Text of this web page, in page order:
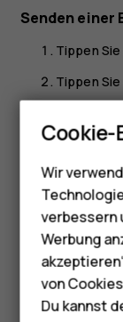
HMD
Für
Senden einer
Tippen
Tippen
Sie aufmore_vert
Geben Sie
Mitteilung
Tippen
Cookie-
Wir
verbessern
Werbung
von
Du kannst